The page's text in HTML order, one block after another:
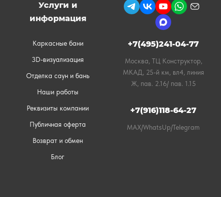
Услуги и
информация
Каркасные бани
3D-визуализация
Отделка саун и бань
Наши работы
Реквизиты компании
Публичная оферта
Возврат и обмен
Блог
+7(495)241-04-77
Москва, ТЦ Конструктор,
МКАД, 25-й км, вл4, линия
Ж, пав. 2.16/ пав. 1.15
+7(916)118-64-27
MAX/WhatsUp/Telegram